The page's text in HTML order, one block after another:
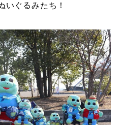
いぐるみたち！